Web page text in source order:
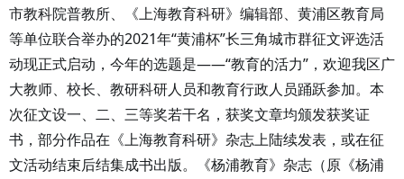
市教科院普教所、《上海教育科研》编辑部、黄浦区教育局
等单位联合举办的2021年“黄浦杯”长三角城市群征文评选活
动现正式启动，今年的选题是——“教育的活力”，欢迎我区广
大教师、校长、教研科研人员和教育行政人员踊跃参加。本
次征文设一、二、三等奖若干名，获奖文章均颁发获奖证
书，部分作品在《上海教育科研》杂志上陆续发表，或在征
文活动结束后结集成书出版。《杨浦教育》杂志（原《杨浦